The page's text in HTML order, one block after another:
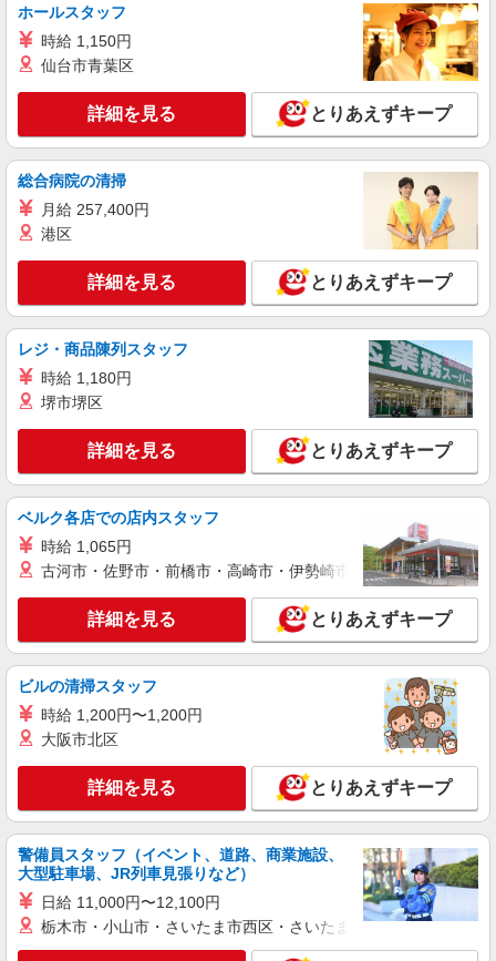
ホールスタッフ
時給 1,150円
仙台市青葉区
詳細を見る とりあえずキープ
総合病院の清掃
月給 257,400円
港区
詳細を見る とりあえずキープ
レジ・商品陳列スタッフ
時給 1,180円
堺市堺区
詳細を見る とりあえずキープ
ベルク各店での店内スタッフ
時給 1,065円
古河市・佐野市・前橋市・高崎市・伊勢崎市・太田市・館林市
詳細を見る とりあえずキープ
ビルの清掃スタッフ
時給 1,200円〜1,200円
大阪市北区
詳細を見る とりあえずキープ
警備員スタッフ（イベント、道路、商業施設、
大型駐車場、JR列車見張りなど）
日給 11,000円〜12,100円
栃木市・小山市・さいたま市西区・さいたま市岩槻区・久喜市・